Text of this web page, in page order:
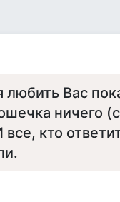
любить Вас
ничего
кто